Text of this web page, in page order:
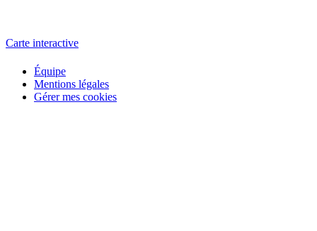
Carte interactive
Équipe
Mentions légales
Gérer mes cookies